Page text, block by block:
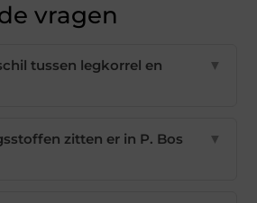
vragen
tussen legkorrel en
▼
zitten er in P. Bos
▼